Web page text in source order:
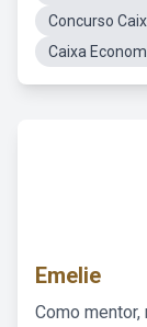
Concurso
Caixa
Emelie
Como